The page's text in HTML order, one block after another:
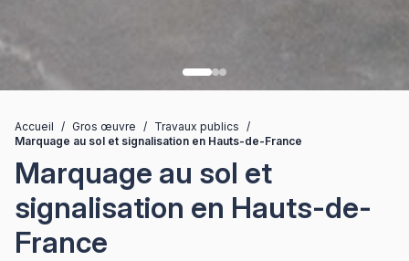
Accueil / Gros œuvre / Travaux publics /
Marquage au sol et signalisation en Hauts-de-France
Marquage au sol et
signalisation en Hauts-de-
France